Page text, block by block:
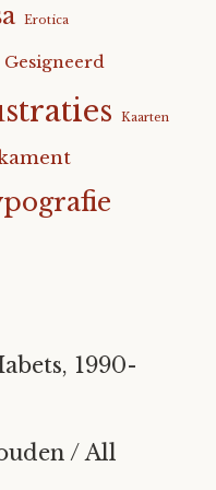
Erotica
Gesigneerd
Kaarten
1990-
/ All